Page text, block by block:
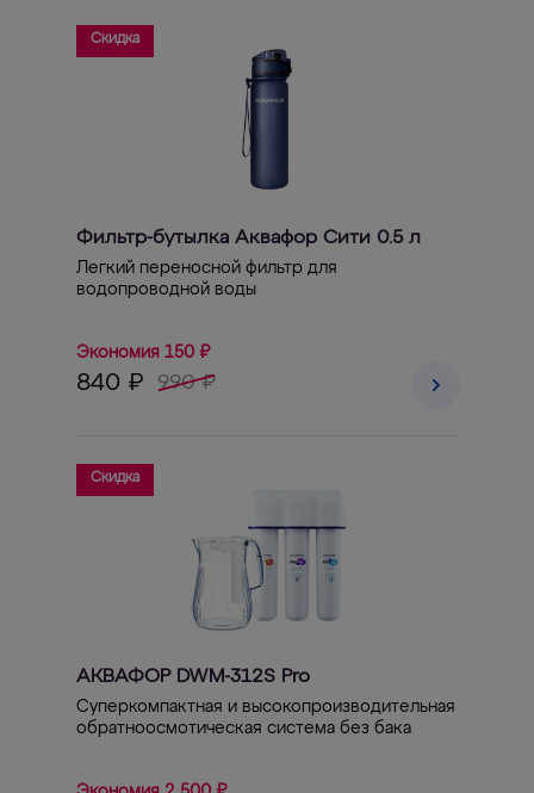
Скидка
Фильтр-бутылка Аквафор Сити 0.5 л
Легкий переносной фильтр для
водопроводной воды
Экономия 150 ₽
840 ₽ 990 ₽
Скидка
АКВАФОР DWM-312S Pro
Суперкомпактная и высокопроизводительная
обратноосмотическая система без бака